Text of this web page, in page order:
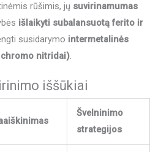
rūšimis, jų suvirinamumas
išlaikyti subalansuotą ferito ir
susidarymo intermetalinės
chromo nitridai).
iššūkiai
Švelninimo
strategijos